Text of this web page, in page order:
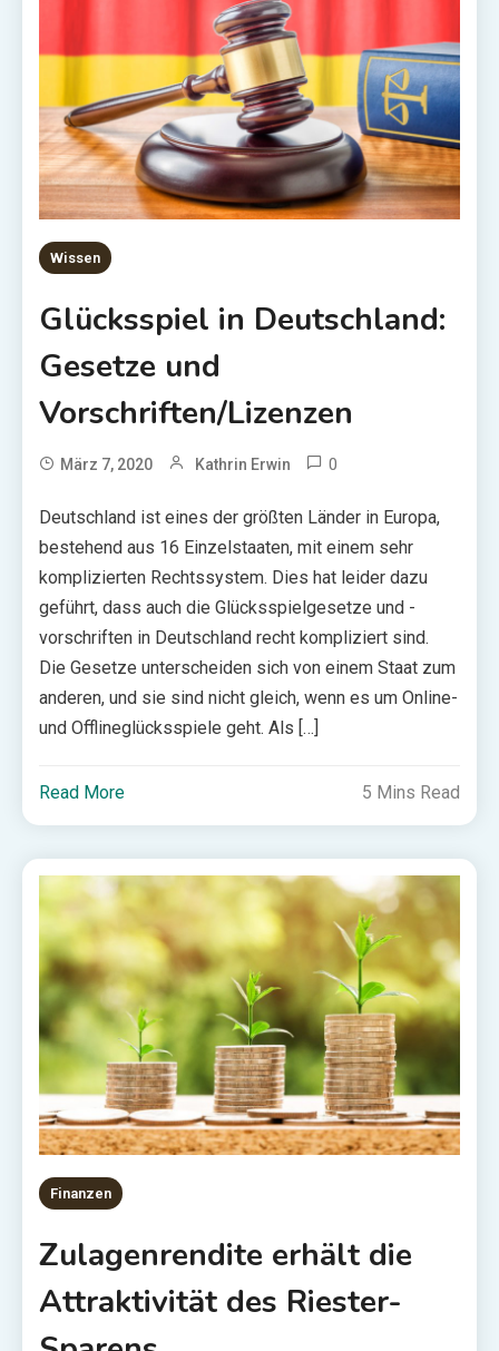
Wissen
Glücksspiel in Deutschland:
Gesetze und
Vorschriften/Lizenzen
März 7, 2020 Kathrin Erwin 0
Deutschland ist eines der größten Länder in Europa,
bestehend aus 16 Einzelstaaten, mit einem sehr
komplizierten Rechtssystem. Dies hat leider dazu
geführt, dass auch die Glücksspielgesetze und -
vorschriften in Deutschland recht kompliziert sind.
Die Gesetze unterscheiden sich von einem Staat zum
anderen, und sie sind nicht gleich, wenn es um Online-
und Offlineglücksspiele geht. Als […]
Read More 5 Mins Read
Finanzen
Zulagenrendite erhält die
Attraktivität des Riester-